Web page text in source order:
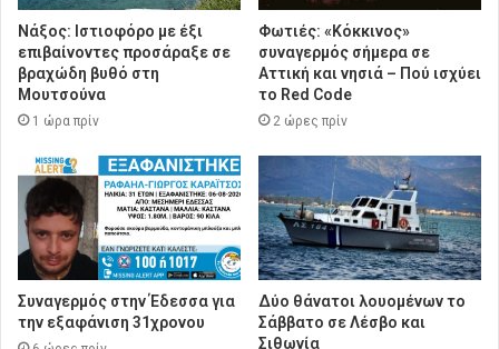
Νάξος: Ιστιοφόρο με έξι
επιβαίνοντες προσάραξε σε
βραχώδη βυθό στη
Μουτσούνα
1 ώρα πρίν
Φωτιές: «Κόκκινος»
συναγερμός σήμερα σε
Αττική και νησιά – Πού ισχύει
το Red Code
2 ώρες πρίν
Συναγερμός στην Έδεσσα για
την εξαφάνιση 31χρονου
Δύο θάνατοι λουομένων το
Σάββατο σε Λέσβο και
Σιθωνία